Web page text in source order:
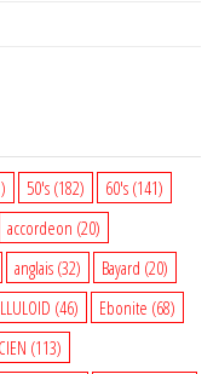
50's (182) 60's (141)
accordeon (20)
anglais (32) Bayard (20)
(46) Ebonite (68)
(113)